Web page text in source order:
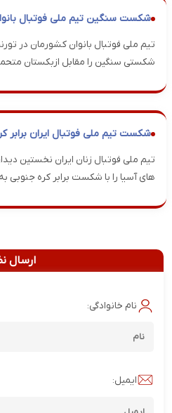
شکست سنگین تیم ملی فوتبال
تیم ملی فوتبال بانوان کشورمان در
شکستی سنگین را مقابل ازبکستان
شکست تیم ملی فوتبال ایران
تیم ملی فوتبال زنان ایران نخستین
های آسیا را با شکست برابر کره جنوبی به
ارسال
نام خانوادگی:
ایمیل: